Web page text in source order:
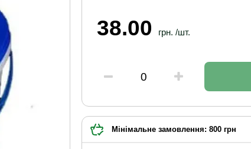
38.00 грн. /шт.
Мінімальне замовлення: 800 грн